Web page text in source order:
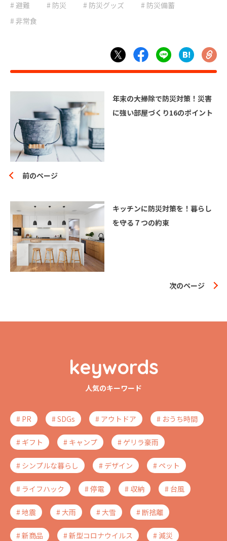
# 避難 # 防災 # 防災グッズ
# 防災備蓄
# 非常食
年末の大掃除で防災対策！災害
に強い部屋づくり16のポイント
前のページ
キッチンに防災対策を！暮らし
を守る７つの約束
次のページ
keywords
人気のキーワード
# PR # SDGs # アウトドア # おうち時間
# ギフト # キャンプ # ゲリラ豪雨
# シンプルな暮らし # デザイン # ペット
# ライフハック # 停電 # 収納 # 台風
# 地震 # 大雨 # 大雪 # 断捨離
# 新商品 # 新型コロナウイルス # 減災